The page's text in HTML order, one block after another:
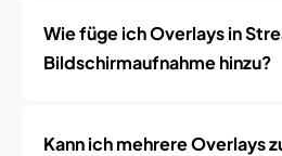
Wie füge ich Overlays in
Bildschirmaufnahme hinzu?
Kann ich mehrere Overlays